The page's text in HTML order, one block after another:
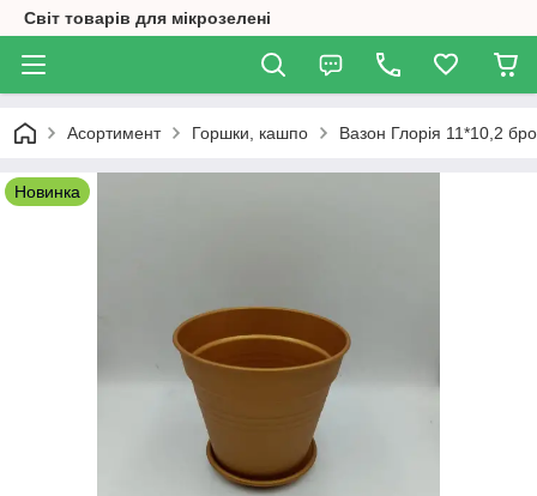
Світ товарів для мікрозелені
Асортимент Горшки, кашпо Вазон Глорія 11*10,2
Новинка